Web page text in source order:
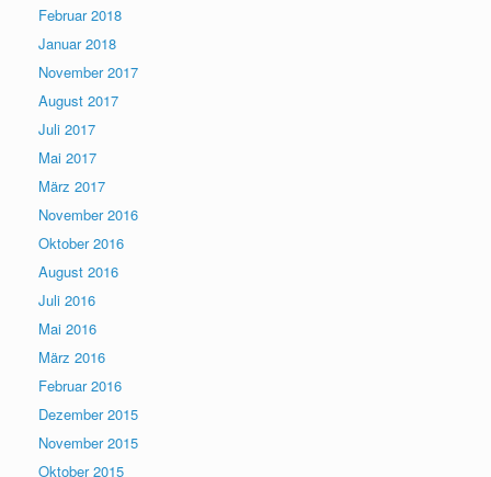
Februar 2018
Januar 2018
November 2017
August 2017
Juli 2017
Mai 2017
März 2017
November 2016
Oktober 2016
August 2016
Juli 2016
Mai 2016
März 2016
Februar 2016
Dezember 2015
November 2015
Oktober 2015